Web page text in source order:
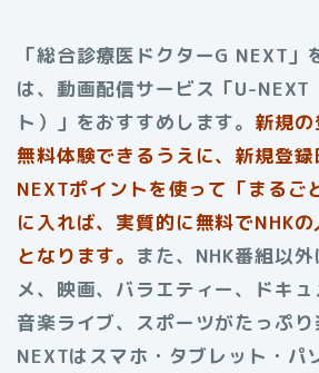
「総合診療医ドクターG NEXT」
は、動画配信サービス「U-NEXT
ト）」をおすすめします。 新規
無料体験できるうえに、新規登
NEXTポイントを使って「まるご
に入れば、実質的に無料でNHK
となります。 また、NHK番組以
メ、映画、バラエティー、ドキュ
音楽ライブ、スポーツがたっぷ
NEXTはスマホ・タブレット・パ